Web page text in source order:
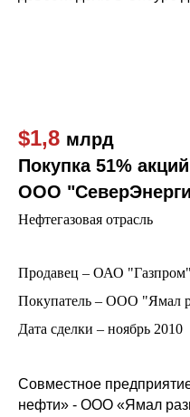
$1,8 млрд
Покупка 51% акций
ООО
Нефтегазовая отрасль
Продавец – ОАО "Газпром"
Покупатель – ООО "Ямал
Дата сделки – ноябрь 2010
Совместное
нефти» - ООО «Ямал